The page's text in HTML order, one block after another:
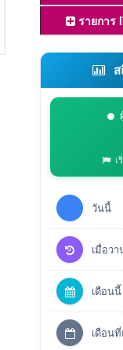
รายการ
เ
วันนี้
เมื่อวา
เดือนนี้
เดือน